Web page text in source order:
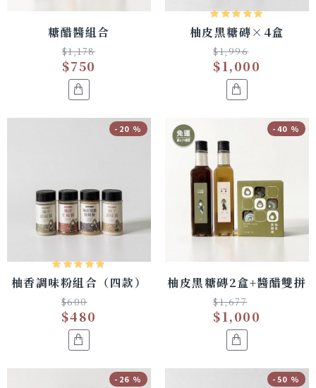
糖醋醬組合
$750
$1,178
柚皮黑糖磚×4盒
$1,000
$1,996
-20 %
柚香調味粉組合（四款）
$480
$600
-40 %
柚皮黑糖磚2盒+醬醋雙拼
$1,000
$1,677
-26 % -50 %